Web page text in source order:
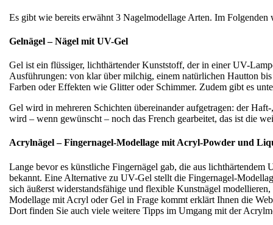
Es gibt wie bereits erwähnt 3 Nagelmodellage Arten. Im Folgenden
Gelnägel – Nägel mit UV-Gel
Gel ist ein flüssiger, lichthärtender Kunststoff, der in einer UV-
Ausführungen: von klar über milchig, einem natürlichen Hautton
Farben oder Effekten wie Glitter oder Schimmer. Zudem gibt es
Gel wird in mehreren Schichten übereinander aufgetragen: der
wird – wenn gewünscht – noch das French gearbeitet, das ist die
Acrylnägel – Fingernagel-Modellage mit Acryl-Powder und
Lange bevor es künstliche Fingernägel gab, die aus
bekannt. Eine Alternative zu UV-Gel stellt die Fingernagel-
sich äußerst widerstandsfähige und flexible Kunstnägel
Modellage mit Acryl oder Gel in Frage kommt erklärt Ihnen die
Dort finden Sie auch viele weitere Tipps im Umgang mit der